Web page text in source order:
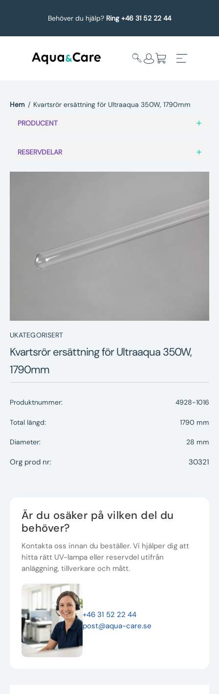
Behöver du hjälp? Ring +46 31 52 22 44
undermeny
Service
Nyheter
Underhållstips
Hem / Kvartsrör ersättning för Ultraaqua 350W, 1790mm
PRODUCENT
RESERVDELAR
UKATEGORISERT
Kvartsrör ersättning för Ultraaqua 350W,
1790mm
Produktnummer: 4928-1016
Total längd: 1790 mm
Diameter: 28 mm
Org prod nr: 30321
Är du osäker på vilken del du
behöver?
Kontakta oss innan du beställer. Vi hjälper dig att
hitta rätt UV-lampa eller reservdel utifrån
anläggning, tillverkare och mått.
+46 31 52 22 44
post@aqua-care.se